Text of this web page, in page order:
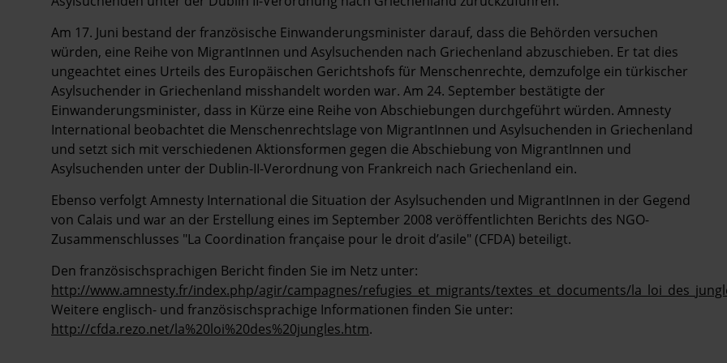
Am 17. Juni bestand der französische Einwanderungsminister darauf, dass die Behörden versuchen
würden, eine Reihe von MigrantInnen und Asylsuchenden nach Griechenland abzuschieben. Er tat dies
ungeachtet eines Urteils des Europäischen Gerichtshofs für Menschenrechte, demzufolge ein türkischer
Asylsuchender in Griechenland misshandelt worden war. Am 24. September bestätigte der
Einwanderungsminister, dass in Kürze eine Reihe von Abschiebungen durchgeführt würden. Amnesty
International beobachtet die Menschenrechtslage von MigrantInnen und Asylsuchenden in Griechenland
und setzt sich mit verschiedenen Aktionsformen gegen die Abschiebung von MigrantInnen und
Asylsuchenden unter der Dublin-II-Verordnung von Frankreich nach Griechenland ein.
Ebenso verfolgt Amnesty International die Situation der Asylsuchenden und MigrantInnen in der Gegend
von Calais und war an der Erstellung eines im September 2008 veröffentlichten Berichts des NGO-
Zusammenschlusses "La Coordination française pour le droit d’asile" (CFDA) beteiligt.
Den französischsprachigen Bericht finden Sie im Netz unter:
http://www.amnesty.fr/index.php/agir/campagnes/refugies_et_migrants/textes_et_documents/
Weitere englisch- und französischsprachige Informationen finden Sie unter:
http://cfda.rezo.net/la%20loi%20des%20jungles.htm.